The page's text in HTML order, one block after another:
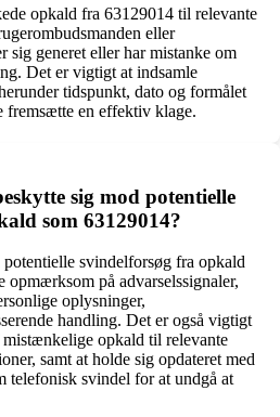
opkald fra 63129014 til relevante
eller
sig generet eller har mistanke om
Det er vigtigt at indsamle
tidspunkt, dato og formålet
fremsætte en effektiv klage.
sig mod potentielle
som 63129014?
svindelforsøg fra opkald
på advarselssignaler,
oplysninger,
handling. Det er også vigtigt
opkald til relevante
samt at holde sig opdateret med
telefonisk svindel for at undgå at